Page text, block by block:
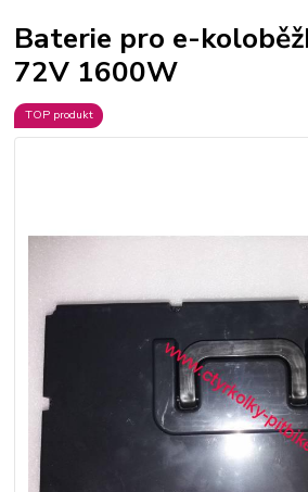
Baterie pro e-
72V 1600W
TOP produkt